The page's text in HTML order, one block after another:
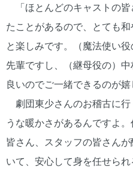
「ほとんどのキャストの
たことがあるので、とても
と楽しみです。（魔法使い
先輩ですし、（継母役の）
良いのでご一緒できるのが嬉
劇団東少さんのお稽古に
うな暖かさがあるんですよ
皆さん、スタッフの皆さん
いて、安心して身を任せられ